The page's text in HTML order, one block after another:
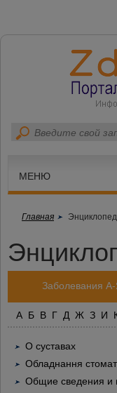
МЕНЮ
Главная
Заболевания
А Б В Г Д Ж З И
О суставах
Обладнання
Общие сведения и